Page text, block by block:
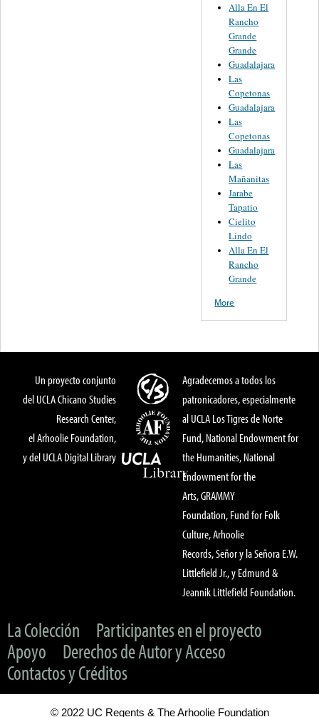
Alla En El
Rancho
Grande
Grande
Guadalajara
Las
Copetonas
Guadalajara
Las
Copetonas
Guadalajara
Las
Mañanitas
Jarabe
Tapatio
Cielito
Lindo
Alla En El
Rancho
Grande
More
Un proyecto conjunto
del UCLA Chicano Studies
Research Center,
el Arhoolie Foundation,
y del UCLA Digital Library
Agradecemos a todos los
patronicadores, especialmente
al UCLA Los Tigres de Norte
Fund, National Endowment for
the Humanities, National
Endowment for the
Arts, GRAMMY
Foundation, Fund for Folk
Culture, Arhoolie
Records, Señor y la Señora E.W.
Littlefield Jr., y Edmund &
Jeannik Littlefield Foundation.
La Colección
Participantes en el proyecto
Apoyo
Derechos de Autor y Acceso
Contactos y Créditos
© 2022 UC Regents & The Arhoolie Foundation